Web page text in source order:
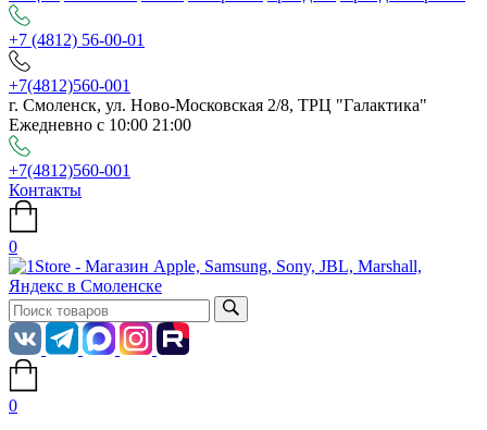
+7 (4812) 56-00-01
+7(4812)560-001
г. Смоленск, ул. Ново-Московская 2/8, ТРЦ "Галактика"
Ежедневно с 10:00 21:00
+7(4812)560-001
Контакты
0
0